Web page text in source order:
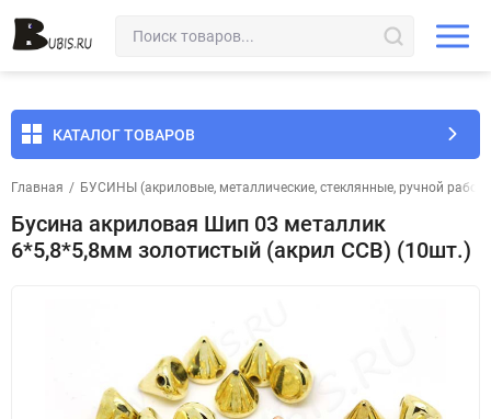
КАТАЛОГ ТОВАРОВ
Главная / БУСИНЫ (акриловые, металлические, стеклянные, ручной
Бусина акриловая Шип 03 металлик
6*5,8*5,8мм золотистый (акрил CCB) (10шт.)